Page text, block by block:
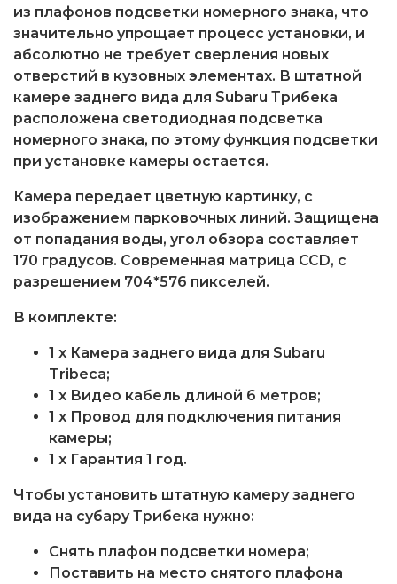
из плафонов подсветки номерного знака, что
значительно упрощает процесс установки, и
абсолютно не требует сверления новых
отверстий в кузовных элементах. В штатной
камере заднего вида для Subaru Трибека
расположена светодиодная подсветка
номерного знака, по этому функция подсветки
при установке камеры остается.
Камера передает цветную картинку, с
изображением парковочных линий. Защищена
от попадания воды, угол обзора составляет
170 градусов. Современная матрица CCD, с
разрешением 704*576 пикселей.
В комплекте:
1 x Камера заднего вида для Subaru
Tribeca;
1 x Видео кабель длиной 6 метров;
1 x Провод для подключения питания
камеры;
1 x Гарантия 1 год.
Чтобы установить штатную камеру заднего
вида на субару Трибека нужно:
Снять плафон подсветки номера;
Поставить на место снятого плафона